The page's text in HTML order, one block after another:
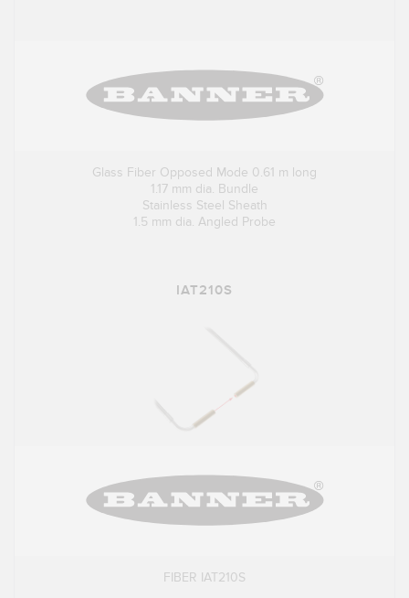
Glass Fiber Opposed Mode 0.61 m long
1.17 mm dia. Bundle
Stainless Steel Sheath
1.5 mm dia. Angled Probe
IAT210S
FIBER IAT210S